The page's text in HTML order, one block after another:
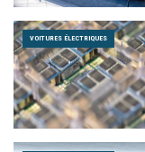
VOITURES ÉLECTRIQUES